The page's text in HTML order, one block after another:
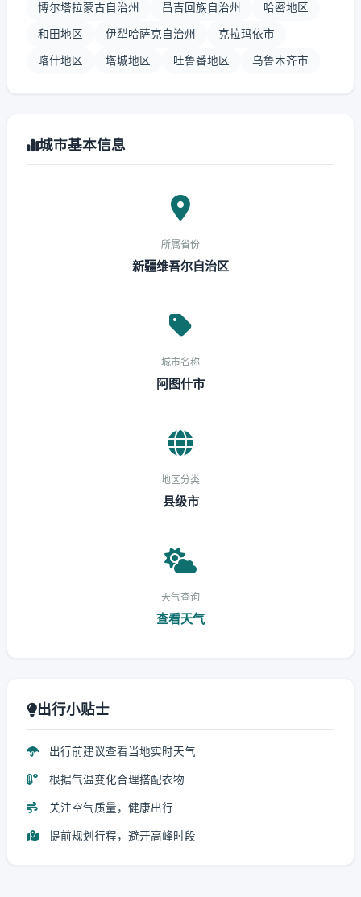
博尔塔拉蒙古自治州 昌吉回族自治州 哈密地区
和田地区 伊犁哈萨克自治州 克拉玛依市
喀什地区 塔城地区 吐鲁番地区 乌鲁木齐市
城市基本信息
所属省份
新疆维吾尔自治区
城市名称
阿图什市
地区分类
县级市
天气查询
查看天气
出行小贴士
出行前建议查看当地实时天气
根据气温变化合理搭配衣物
关注空气质量，健康出行
提前规划行程，避开高峰时段